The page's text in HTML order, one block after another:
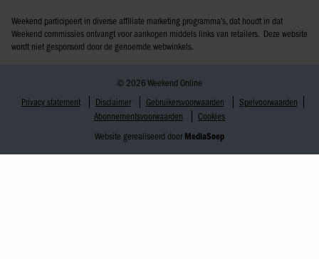
Weekend participeert in diverse affiliate marketing programma’s, dat houdt in dat
Weekend commissies ontvangt voor aankopen middels links van retailers. Deze website
wordt niet gesponsord door de genoemde webwinkels.
© 2026 Weekend Online
Privacy statement
Disclaimer Gebruikersvoorwaarden
Spelvoorwaarden
Abonnementsvoorwaarden
Cookies
Website gerealiseerd door MediaSoep